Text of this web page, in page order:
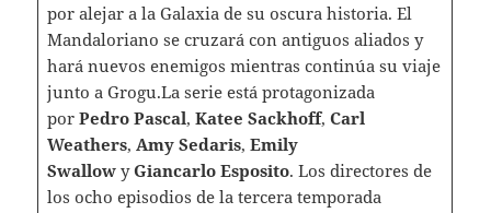
por alejar a la Galaxia de su oscura historia. El
Mandaloriano se cruzará con antiguos aliados y
hará nuevos enemigos mientras continúa su viaje
junto a Grogu.La serie está protagonizada
por Pedro Pascal, Katee Sackhoff, Carl
Weathers, Amy Sedaris, Emily
SwallowyGiancarlo Esposito. Los directores de
los ocho episodios de la tercera temporada